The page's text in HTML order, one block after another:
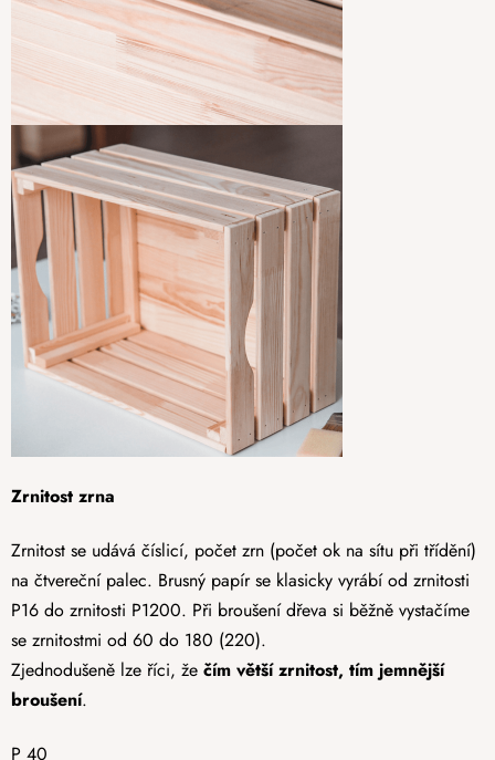
Zrnitost zrna
Zrnitost se udává číslicí, počet zrn (počet ok na sítu při třídění)
na čtvereční palec. Brusný papír se klasicky vyrábí od zrnitosti
P16 do zrnitosti P1200. Při broušení dřeva si běžně vystačíme
se zrnitostmi od 60 do 180 (220).
Zjednodušeně lze říci, že čím větší zrnitost, tím jemnější
broušení.
P 40